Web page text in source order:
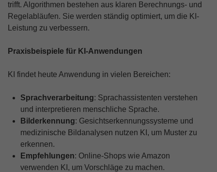
trifft. Algorithmen bestehen aus klaren Berechnungs- und
Regelabläufen. Sie werden ständig optimiert, um die KI-
Leistung zu verbessern.
Praxisbeispiele für KI-Anwendungen
KI findet heute Anwendung in vielen Bereichen:
Sprachverarbeitung: Sprachassistenten verstehen
und interpretieren menschliche Sprache.
Bilderkennung: Gesichtserkennungssysteme und
medizinische Bildanalysen nutzen KI, um Muster zu
erkennen.
Empfehlungen: Online-Shops wie Amazon
verwenden KI, um Vorschläge zu machen.